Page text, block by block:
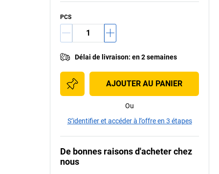
PCS
Délai de livraison: en 2 semaines
AJOUTER AU PANIER
Ou
S’identifier et accéder à l’offre en 3 étapes
De bonnes raisons d'acheter chez
nous